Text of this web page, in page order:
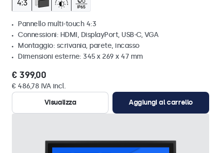
Pannello multi-touch 4:3
Connessioni: HDMI, DisplayPort, USB-C, VGA
Montaggio: scrivania, parete, incasso
Dimensioni esterne: 345 x 269 x 47 mm
€ 399,00
€ 486,78 IVA incl.
Visualizza
Aggiungi al carrello